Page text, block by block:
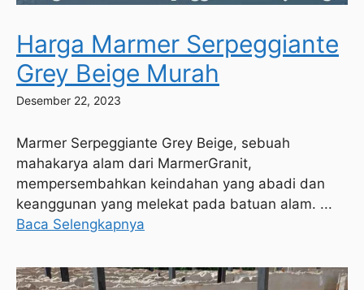
Harga Marmer Serpeggiante
Grey Beige Murah
Desember 22, 2023
Marmer Serpeggiante Grey Beige, sebuah
mahakarya alam dari MarmerGranit,
mempersembahkan keindahan yang abadi dan
keanggunan yang melekat pada batuan alam. ...
Baca Selengkapnya